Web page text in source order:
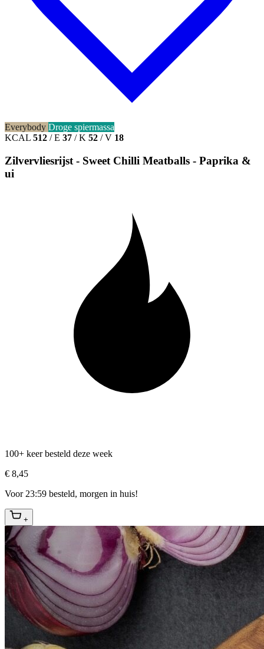
Everybody Droge spiermassa
KCAL 512 / E 37 / K 52 / V 18
Zilvervliesrijst - Sweet Chilli Meatballs - Paprika &
ui
100+ keer besteld deze week
€ 8,45
Voor 23:59 besteld, morgen in huis!
+